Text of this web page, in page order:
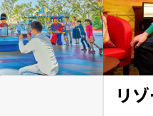
リ